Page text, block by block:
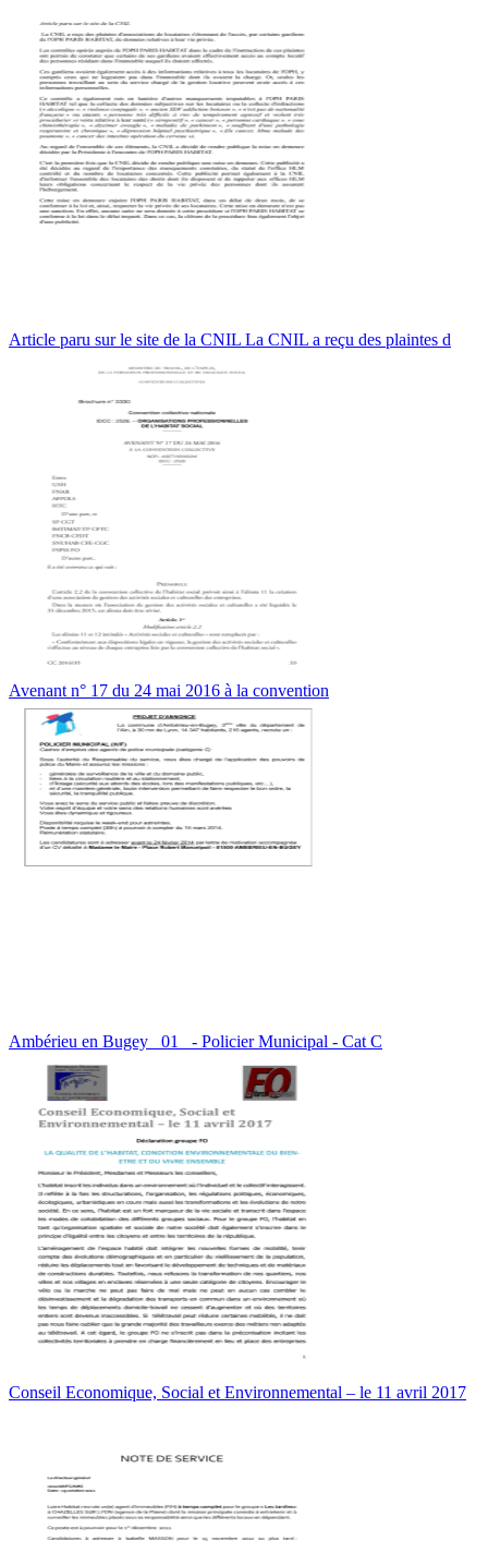
Article paru sur le site de la CNIL La CNIL a reçu des plaintes d
Avenant n° 17 du 24 mai 2016 à la convention
Ambérieu en Bugey _01_ - Policier Municipal - Cat C
Conseil Economique, Social et Environnemental – le 11 avril 2017